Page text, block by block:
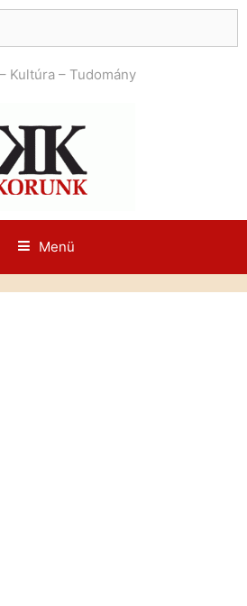
Kultúra – Tudomány
Menü